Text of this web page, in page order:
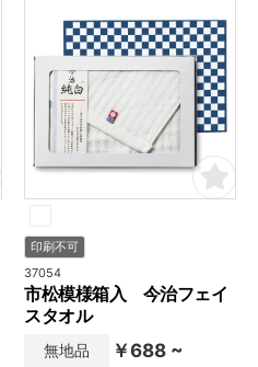
印刷不可
37054
市松模様箱入 今治フェイ
スタオル
無地品 ￥688 ~